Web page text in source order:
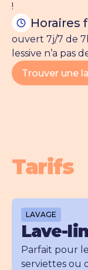
!
Horaires
ouvert 7j/7 de
lessive n’a pas
Trouver une
Trouver une
Tarifs
LAVAGE
Lave-
Parfait pour
serviettes ou